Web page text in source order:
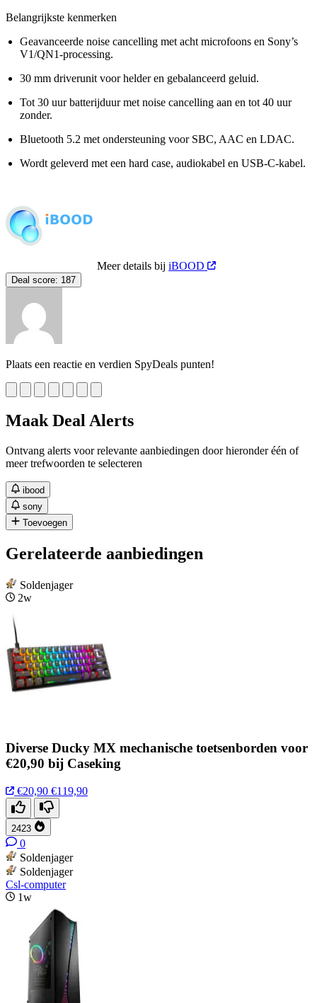
Belangrijkste kenmerken
Geavanceerde noise cancelling met acht microfoons en Sony’s
V1/QN1-processing.
30 mm driverunit voor helder en gebalanceerd geluid.
Tot 30 uur batterijduur met noise cancelling aan en tot 40 uur
zonder.
Bluetooth 5.2 met ondersteuning voor SBC, AAC en LDAC.
Wordt geleverd met een hard case, audiokabel en USB-C-kabel.
Meer details bij iBOOD
Deal score: 187
Plaats een reactie en verdien SpyDeals punten!
Maak Deal Alerts
Ontvang alerts voor relevante aanbiedingen door hieronder één of
meer trefwoorden te selecteren
ibood
sony
Toevoegen
Gerelateerde aanbiedingen
Soldenjager
2w
Diverse Ducky MX mechanische toetsenborden voor
€20,90 bij Caseking
€20,90 €119,90
2423
0
Soldenjager
Soldenjager
Csl-computer
1w